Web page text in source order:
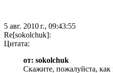
5 авг. 2010 г., 09:43:55
Re[sokolchuk]:
Цитата:
от: sokolchuk
Скажите, пожалуйста, как